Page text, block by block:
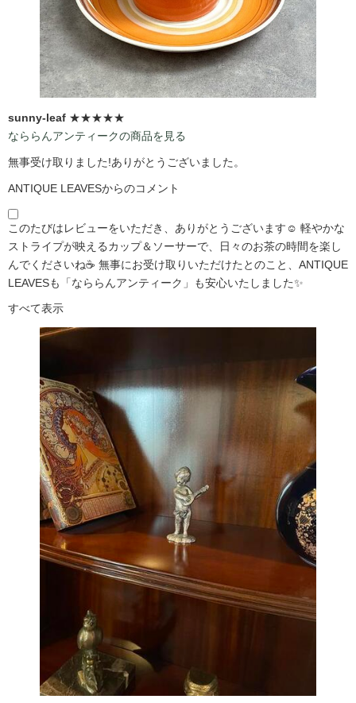
sunny-leaf ★★★★★
なららんアンティークの商品を見る
無事受け取りました!ありがとうございました。
ANTIQUE LEAVESからのコメント
このたびはレビューをいただき、ありがとうございます☺️ 軽やかな
ストライプが映えるカップ＆ソーサーで、日々のお茶の時間を楽し
んでくださいね☕ 無事にお受け取りいただけたとのこと、ANTIQUE
LEAVESも「なららんアンティーク」も安心いたしました✨
すべて表示